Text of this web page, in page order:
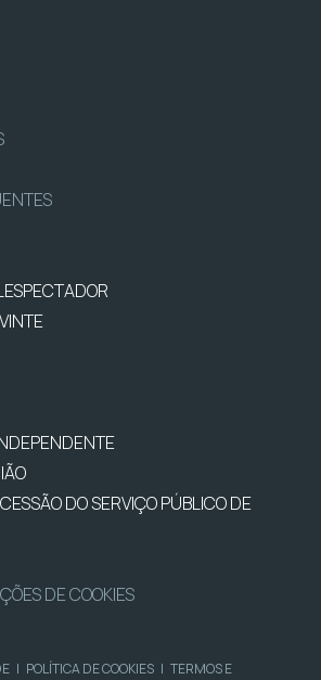
DO SERVIÇO PÚBLICO DE
DE COOKIES
| POLÍTICA DE COOKIES | TERMOS E